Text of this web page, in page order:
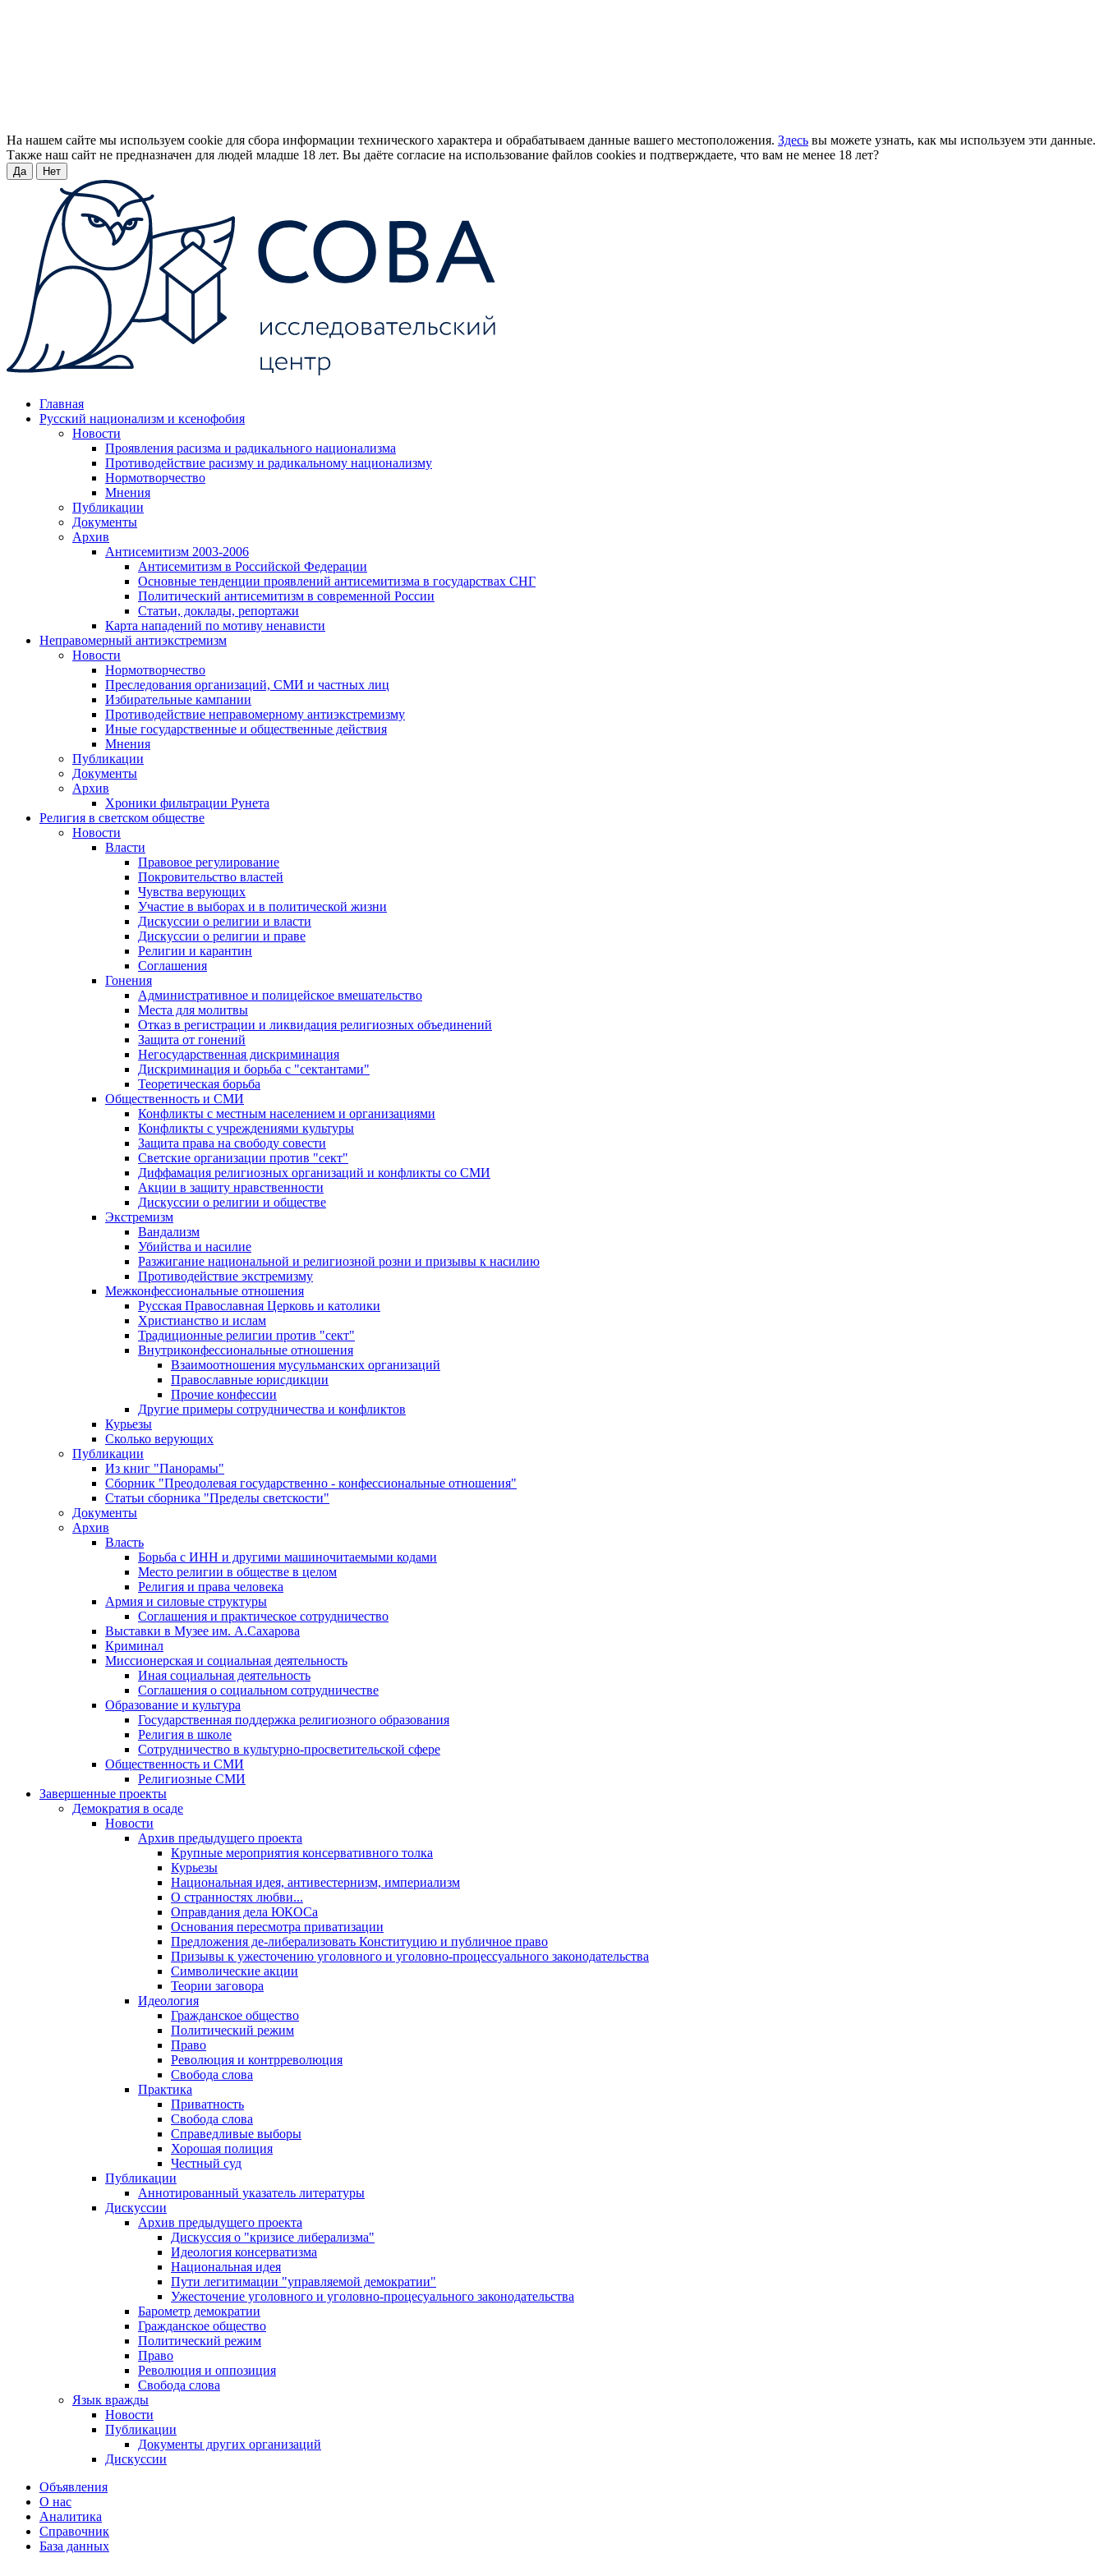
На нашем сайте мы используем cookie для сбора информации технического характера и обрабатываем данные вашего местоположения. Здесь вы можете узнать, как мы используем эти данные.
Также наш сайт не предназначен для людей младше 18 лет. Вы даёте согласие на использование файлов cookies и подтверждаете, что вам не менее 18 лет?
Да Нет
Главная
Русский национализм и ксенофобия
Новости
Проявления расизма и радикального национализма
Противодействие расизму и радикальному национализму
Нормотворчество
Мнения
Публикации
Документы
Архив
Антисемитизм 2003-2006
Антисемитизм в Российской Федерации
Основные тенденции проявлений антисемитизма в государствах СНГ
Политический антисемитизм в современной России
Статьи, доклады, репортажи
Карта нападений по мотиву ненависти
Неправомерный антиэкстремизм
Новости
Нормотворчество
Преследования организаций, СМИ и частных лиц
Избирательные кампании
Противодействие неправомерному антиэкстремизму
Иные государственные и общественные действия
Мнения
Публикации
Документы
Архив
Хроники фильтрации Рунета
Религия в светском обществе
Новости
Власти
Правовое регулирование
Покровительство властей
Чувства верующих
Участие в выборах и в политической жизни
Дискуссии о религии и власти
Дискуссии о религии и праве
Религии и карантин
Соглашения
Гонения
Административное и полицейское вмешательство
Места для молитвы
Отказ в регистрации и ликвидация религиозных объединений
Защита от гонений
Негосударственная дискриминация
Дискриминация и борьба с "сектантами"
Теоретическая борьба
Общественность и СМИ
Конфликты с местным населением и организациями
Конфликты с учреждениями культуры
Защита права на свободу совести
Светские организации против "сект"
Диффамация религиозных организаций и конфликты со СМИ
Акции в защиту нравственности
Дискуссии о религии и обществе
Экстремизм
Вандализм
Убийства и насилие
Разжигание национальной и религиозной розни и призывы к насилию
Противодействие экстремизму
Межконфессиональные отношения
Русская Православная Церковь и католики
Христианство и ислам
Традиционные религии против "сект"
Внутриконфессиональные отношения
Взаимоотношения мусульманских организаций
Православные юрисдикции
Прочие конфессии
Другие примеры сотрудничества и конфликтов
Курьезы
Сколько верующих
Публикации
Из книг "Панорамы"
Сборник "Преодолевая государственно - конфессиональные отношения"
Статьи сборника "Пределы светскости"
Документы
Архив
Власть
Борьба с ИНН и другими машиночитаемыми кодами
Место религии в обществе в целом
Религия и права человека
Армия и силовые структуры
Соглашения и практическое сотрудничество
Выставки в Музее им. А.Сахарова
Криминал
Миссионерская и социальная деятельность
Иная социальная деятельность
Соглашения о социальном сотрудничестве
Образование и культура
Государственная поддержка религиозного образования
Религия в школе
Сотрудничество в культурно-просветительской сфере
Общественность и СМИ
Религиозные СМИ
Завершенные проекты
Демократия в осаде
Новости
Архив предыдущего проекта
Крупные мероприятия консервативного толка
Курьезы
Национальная идея, антивестернизм, империализм
О странностях любви...
Оправдания дела ЮКОСа
Основания пересмотра приватизации
Предложения де-либерализовать Конституцию и публичное право
Призывы к ужесточению уголовного и уголовно-процессуального законодательства
Символические акции
Теории заговора
Идеология
Гражданское общество
Политический режим
Право
Революция и контрреволюция
Свобода слова
Практика
Приватность
Свобода слова
Справедливые выборы
Хорошая полиция
Честный суд
Публикации
Аннотированный указатель литературы
Дискуссии
Архив предыдущего проекта
Дискуссия о "кризисе либерализма"
Идеология консерватизма
Национальная идея
Пути легитимации "управляемой демократии"
Ужесточение уголовного и уголовно-процесуального законодательства
Барометр демократии
Гражданское общество
Политический режим
Право
Революция и оппозиция
Свобода слова
Язык вражды
Новости
Публикации
Документы других организаций
Дискуссии
Объявления
О нас
Аналитика
Справочник
База данных